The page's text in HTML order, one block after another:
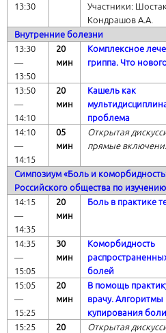
13:30
Участники:
Кондрашов А.А.
Внутренние болезни
13:30
―
13:50
20
мин
Комплексное
гриппа. Что
13:50
―
14:10
20
мин
Кашель как
проблема
14:10
―
14:15
05
мин
Открытая
прямые
Симпозиум «Боль и
Российского общества по
14:15
―
14:35
20
мин
Боль в практике
14:35
―
15:05
30
мин
Коморбидность
болей
15:05
―
15:25
20
мин
В помощь
врачу. Алгоритмы
купирования боли
15:25
20
Открытая